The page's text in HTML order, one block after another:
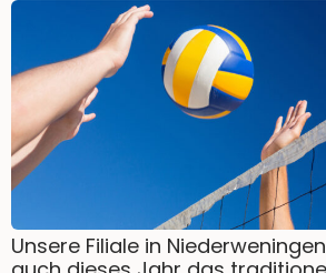
Unsere Filiale in